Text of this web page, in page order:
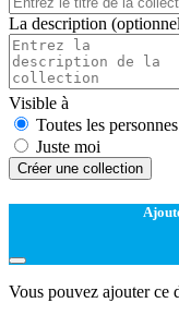
La description
Visible à
Toutes les personnes
Juste moi
Créer une collection
Vous pouvez ajouter ce